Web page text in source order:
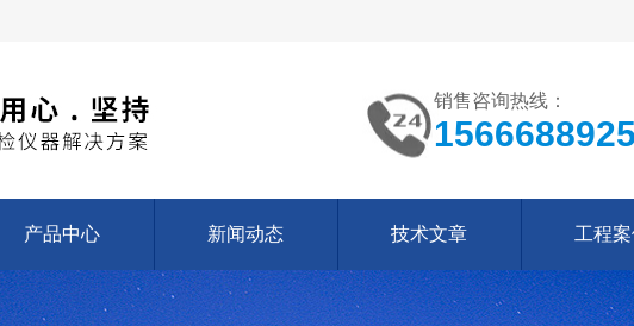
销售咨询热线：
产品中心 新闻动态 技术文章 工程案